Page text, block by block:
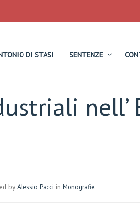
DI STASI SENTENZE
nell’
by Alessio Pacci in Monografie.